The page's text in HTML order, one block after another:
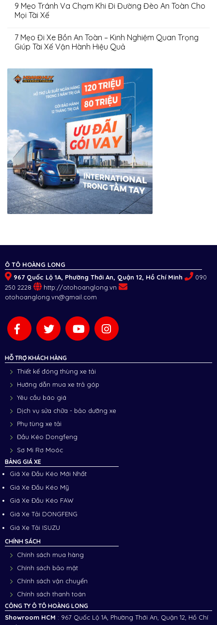
9 Mẹo Tránh Va Chạm Khi Đi Đường Đèo An Toàn Cho
Mọi Tài Xế
7 Mẹo Đi Xe Bồn An Toàn – Kinh Nghiệm Quan Trọng
Giúp Tài Xế Vận Hành Hiệu Quả
Ô TÔ HOÀNG LONG
967 Quốc Lộ 1A, Phường Thới An, Quận 12, Hồ Chí Minh
090
250 2228
http://otohoanglong.vn
otohoanglong.vn@gmail.com
HỖ TRỢ KHÁCH HÀNG
Thiết kế đóng thùng xe tải
Hướng dẫn mua xe trả góp
Yêu cầu báo giá
Dịch vụ sửa chữa - bảo dưỡng xe
Phụ tùng xe tải
Đầu Kéo Dongfeng
Sơ Mi Rơ Moóc
BẢNG GIÁ XE
Giá Xe Đầu Kéo Mới Nhất
Giá Xe Đầu Kéo Mỹ
Giá Xe Đầu Kéo FAW
Giá Xe Tải DONGFENG
Giá Xe Tải ISUZU
CHÍNH SÁCH
Chính sách mua hàng
Chính sách bảo mật
Chính sách vận chuyển
Chính sách thanh toán
CÔNG TY Ô TÔ HOÀNG LONG
Showroom HCM : 967 Quốc Lộ 1A, Phường Thới An, Quận 12, Hồ Chí